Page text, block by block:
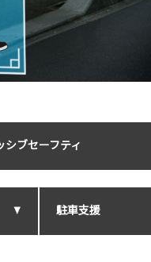
シブセーフティ
駐車支援